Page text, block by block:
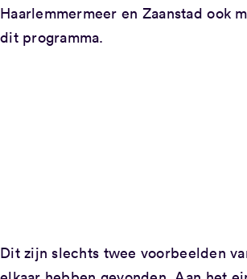
Haarlemmermeer en Zaanstad ook
dit programma.
Dit zijn slechts twee voorbeelden